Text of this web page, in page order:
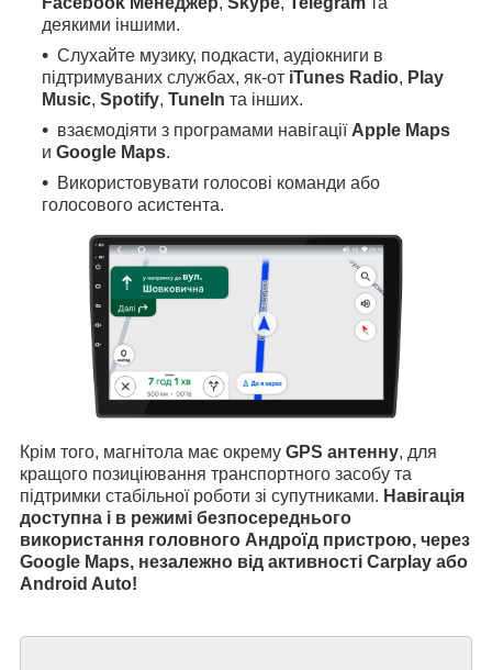
деякими іншими.
Слухайте музику, подкасти, аудіокниги в
підтримуваних службах, як-от iTunes Radio, Play
Music, Spotify, TuneIn та інших.
взаємодіяти з програмами навігаціїApple Maps
и Google Maps.
Використовувати голосові команди або
голосового асистента.
Крім того, магнітола має окрему GPS антенну, для
кращого позиціювання транспортного засобу та
підтримки стабільної роботи зі супутниками. Навігація
доступна і в режимі безпосереднього
використання головного Андроїд пристрою, через
Google Maps, незалежно від активності Carplay або
Android Auto!